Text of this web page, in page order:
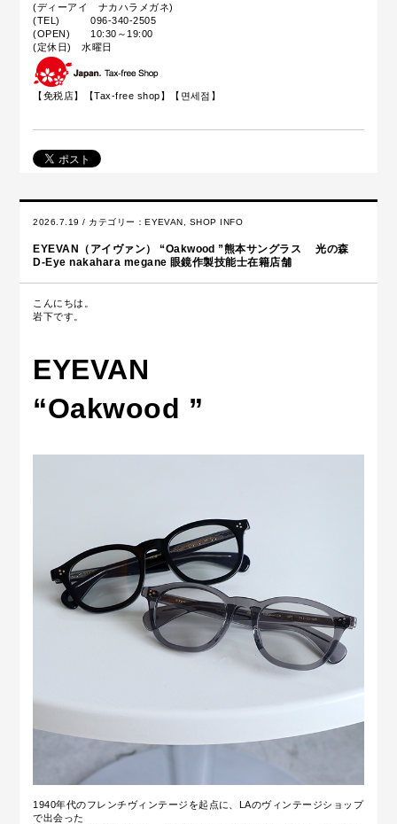
(ディーアイ ナカハラメガネ)
(TEL) 096-340-2505
(OPEN) 10:30～19:00
(定休日) 水曜日
【免税店】【Tax-free shop】【면세점】
2026.7.19 / カテゴリー：EYEVAN SHOP INFO
EYEVAN（アイヴァン） “Oakwood ”熊本サングラス 光の森
D-Eye nakahara megane 眼鏡作製技能士在籍店舗
こんにちは。
岩下です。
EYEVAN
“Oakwood ”
1940年代のフレンチヴィンテージを起点に、LAのヴィンテージショップ
で出会った